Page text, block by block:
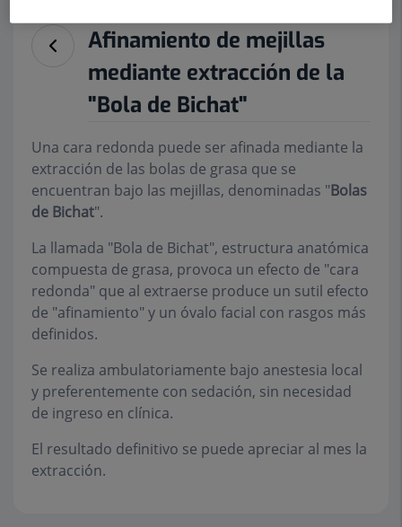
Afinamiento de mejillas
mediante extracción de la
"Bola de Bichat"
Una cara redonda puede ser afinada mediante la
extracción de las bolas de grasa que se
encuentran bajo las mejillas, denominadas "Bolas
de Bichat".
La llamada "Bola de Bichat", estructura anatómica
compuesta de grasa, provoca un efecto de "cara
redonda" que al extraerse produce un sutil efecto
de "afinamiento" y un óvalo facial con rasgos más
definidos.
Se realiza ambulatoriamente bajo anestesia local
y preferentemente con sedación, sin necesidad
de ingreso en clínica.
El resultado definitivo se puede apreciar al mes la
extracción.